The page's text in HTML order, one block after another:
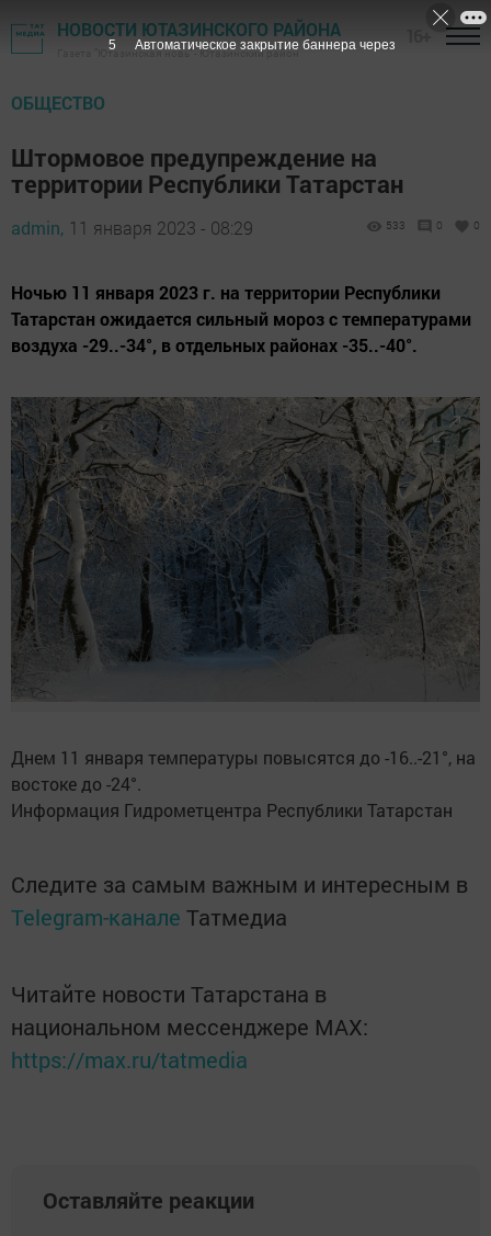
НОВОСТИ ЮТАЗИНСКОГО РАЙОНА
Газета "Ютазинская новь" - Ютазинский район
ОБЩЕСТВО
Штормовое предупреждение на
территории Республики Татарстан
admin, 11 января 2023 - 08:29 533 0 0
Ночью 11 января 2023 г. на территории Республики
Татарстан ожидается сильный мороз с температурами
воздуха -29..-34°, в отдельных районах -35..-40°.
Днем 11 января температуры повысятся до -16..-21°, на
востоке до -24°.
Информация Гидрометцентра Республики Татарстан
Следите за самым важным и интересным в
Telegram-канале Татмедиа
Читайте новости Татарстана в
национальном мессенджере MАХ:
https://max.ru/tatmedia
Оставляйте реакции
4 Автоматическое закрытие баннера через